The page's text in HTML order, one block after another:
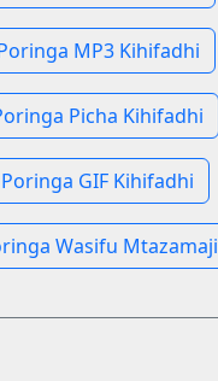
MP3 Kihifadhi
Picha Kihifadhi
Poringa GIF Kihifadhi
Wasifu Mtazamaji